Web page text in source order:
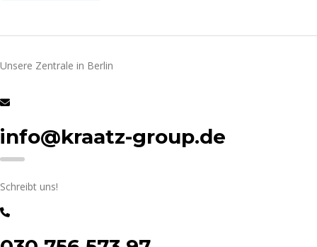
Unsere Zentrale in Berlin
info@kraatz-group.de
Schreibt uns!